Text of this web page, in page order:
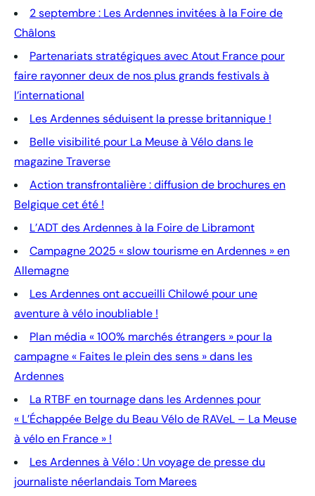
2 septembre : Les Ardennes invitées à la Foire de
Châlons
Partenariats stratégiques avec Atout France pour
faire rayonner deux de nos plus grands festivals à
l’international
Les Ardennes séduisent la presse britannique !
Belle visibilité pour La Meuse à Vélo dans le
magazine Traverse
Action transfrontalière : diffusion de brochures en
Belgique cet été !
L’ADT des Ardennes à la Foire de Libramont
Campagne 2025 « slow tourisme en Ardennes » en
Allemagne
Les Ardennes ont accueilli Chilowé pour une
aventure à vélo inoubliable !
Plan média « 100% marchés étrangers » pour la
campagne « Faites le plein des sens » dans les
Ardennes
La RTBF en tournage dans les Ardennes pour
« L’Échappée Belge du Beau Vélo de RAVeL – La Meuse
à vélo en France » !
Les Ardennes à Vélo : Un voyage de presse du
journaliste néerlandais Tom Marees